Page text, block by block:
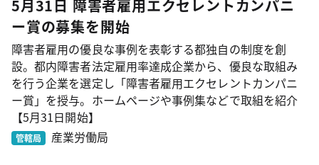
5月31日 障害者雇用エクセレントカンパニ
ー賞の募集を開始
障害者雇用の優良な事例を表彰する都独自の制度を創
設。都内障害者法定雇用率達成企業から、優良な取組み
を行う企業を選定し「障害者雇用エクセレントカンパニ
ー賞」を授与。ホームページや事例集などで取組を紹介
【5月31日開始】
管轄局 産業労働局